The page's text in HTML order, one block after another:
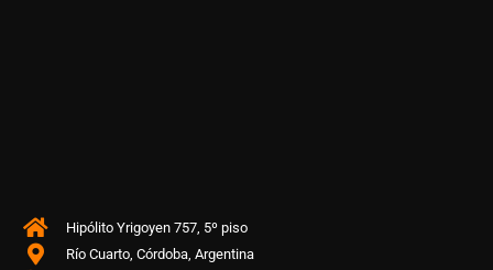
Hipólito Yrigoyen 757, 5º piso
Río Cuarto, Córdoba, Argentina